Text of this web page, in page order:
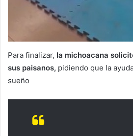
Para finalizar, la michoacana
sus paisanos, pidiendo que la
sueño